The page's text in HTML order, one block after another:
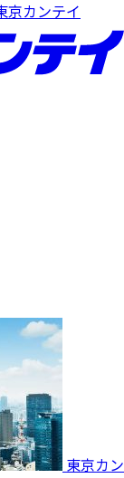
京カンテイ
東京カン